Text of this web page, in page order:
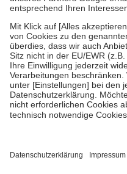
Zuzahlung zehn Prozent der
Um das Engagement der
stärken und die besondere
fallenkeine Zuzahlungen an
• Kindern und Jugendlichen
mit Ausnahme der Fahrkosten
• Untersuchungen zur
GKV getragen werden
• empfohlenen
Wir nutzen Trusted Shops als